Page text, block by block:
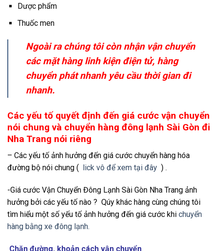
Dược phẩm
Thuốc men
Ngoài ra chúng tôi còn nhận vận chuyển
các mặt hàng linh kiện điện tử, hàng
chuyển phát nhanh yêu cầu thời gian đi
nhanh.
Các yếu tố quyết định đến giá cước vận chuyển
nói chung và chuyển hàng đông lạnh Sài Gòn đi
Nha Trang nói riêng
– Các yếu tố ảnh hưởng đến giá cước chuyển hàng hóa
đường bộ nói chung (
lick vô để xem tại đây ) .
-Giá cước Vận Chuyển Đông Lạnh Sài Gòn Nha Trang ảnh
hưởng bởi các yếu tố nào ? Qúy khác hàng cùng chúng tôi
tìm hiểu một số yếu tố ảnh hưởng đến giá cước khi chuyển
hàng bằng xe đông lạnh.
Chặn đường, khoản cách vận chuyển